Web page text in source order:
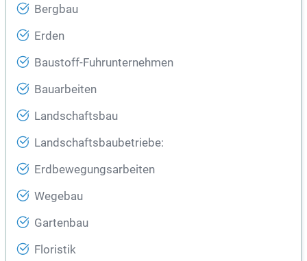
Bergbau
Erden
Baustoff-Fuhrunternehmen
Bauarbeiten
Landschaftsbau
Landschaftsbaubetriebe:
Erdbewegungsarbeiten
Wegebau
Gartenbau
Floristik